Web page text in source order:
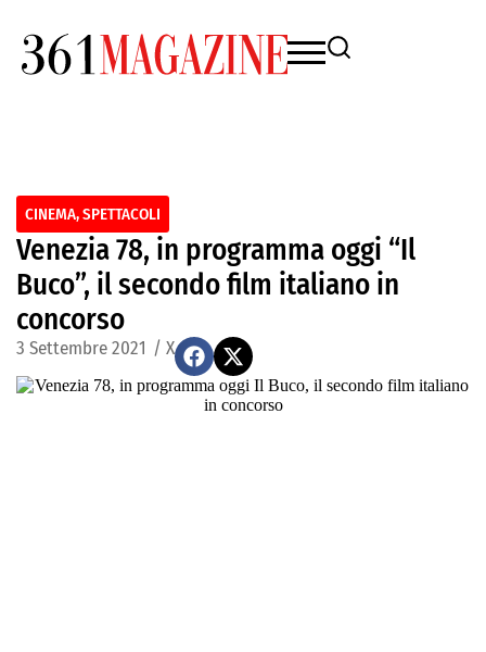
CINEMA,SPETTACOLI
Venezia 78, in programma oggi “Il
Buco”, il secondo film italiano in
concorso
3 Settembre 2021 / X